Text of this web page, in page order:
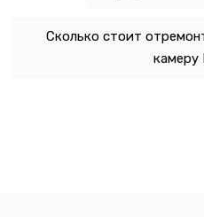
Сколько стоит
камеру